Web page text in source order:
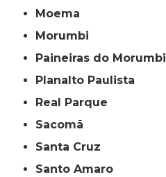
Moema
Morumbi
Paineiras do Morumbi
Planalto Paulista
Real Parque
Sacomã
Santa Cruz
Santo Amaro